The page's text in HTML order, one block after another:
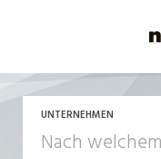
UNTERNEHMEN